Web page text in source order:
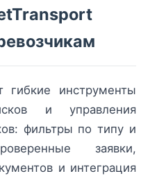
гибкие инструменты
и управления
фильтры по типу и
заявки,
и интеграция